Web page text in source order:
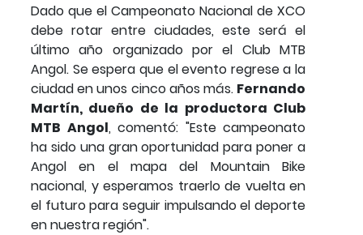
Dado que el Campeonato Nacional de XCO
debe rotar entre ciudades, este será el
último año organizado por el Club MTB
Angol. Se espera que el evento regrese a la
ciudad en unos cinco años más. Fernando
Martín, dueño de la productora Club
MTB Angol, comentó: "Este campeonato
ha sido una gran oportunidad para poner a
Angol en el mapa del Mountain Bike
nacional, y esperamos traerlo de vuelta en
el futuro para seguir impulsando el deporte
en nuestra región".